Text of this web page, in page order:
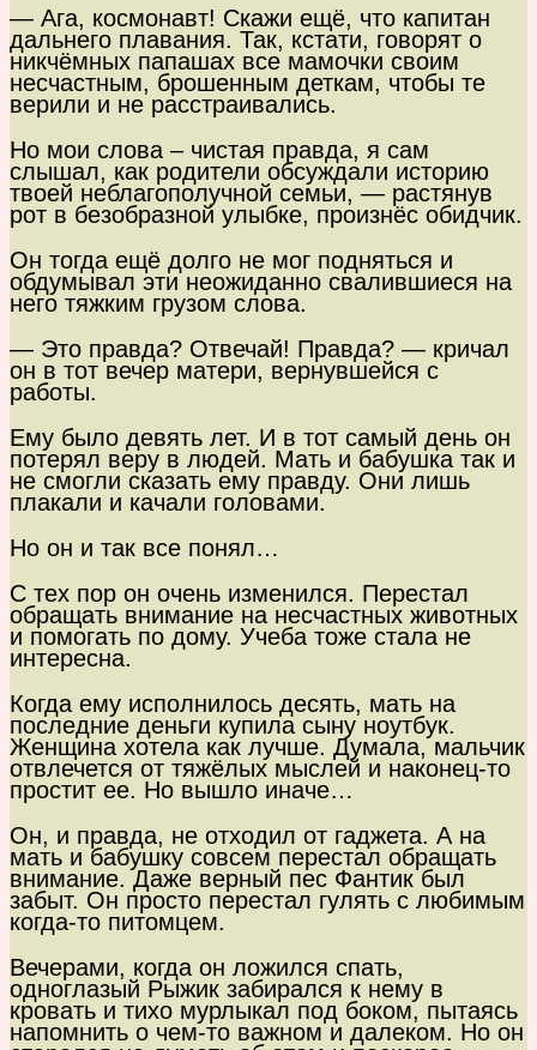
— Ага, космонавт! Скажи ещё, что капитан
дальнего плавания. Так, кстати, говорят о
никчёмных папашах все мамочки своим
несчастным, брошенным деткам, чтобы те
верили и не расстраивались.
Но мои слова – чистая правда, я сам
слышал, как родители обсуждали историю
твоей неблагополучной семьи, — растянув
рот в безобразной улыбке, произнёс обидчик.
Он тогда ещё долго не мог подняться и
обдумывал эти неожиданно свалившиеся на
него тяжким грузом слова.
— Это правда? Отвечай! Правда? — кричал
он в тот вечер матери, вернувшейся с
работы.
Ему было девять лет. И в тот самый день он
потерял веру в людей. Мать и бабушка так и
не смогли сказать ему правду. Они лишь
плакали и качали головами.
Но он и так все понял…
С тех пор он очень изменился. Перестал
обращать внимание на несчастных животных
и помогать по дому. Учеба тоже стала не
интересна.
Когда ему исполнилось десять, мать на
последние деньги купила сыну ноутбук.
Женщина хотела как лучше. Думала, мальчик
отвлечется от тяжёлых мыслей и наконец-то
простит ее. Но вышло иначе…
Он, и правда, не отходил от гаджета. А на
мать и бабушку совсем перестал обращать
внимание. Даже верный пес Фантик был
забыт. Он просто перестал гулять с любимым
когда-то питомцем.
Вечерами, когда он ложился спать,
одноглазый Рыжик забирался к нему в
кровать и тихо мурлыкал под боком, пытаясь
напомнить о чем-то важном и далеком. Но он